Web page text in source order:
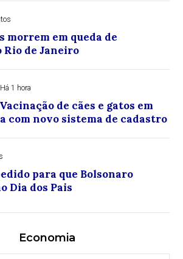
morrem em queda de
de Janeiro
Há 1 hora
de cães e gatos em
com novo sistema de cadastro
para que Bolsonaro
Dia dos Pais
Economia